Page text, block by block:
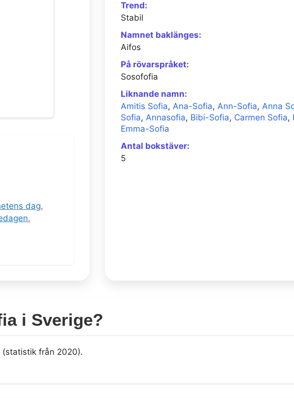
dag,
,
Trend:
Stabil
Namnet baklänges:
Aifos
På rövarspråket:
Sosofofia
Liknande namn:
Amitis Sofia, Ana-Sofia, Ann-Sofia, Anna
Sofia, Annasofia, Bibi-Sofia, Carmen Sofia,
Emma-Sofia
Antal bokstäver:
5
i Sverige?
(statistik från 2020).